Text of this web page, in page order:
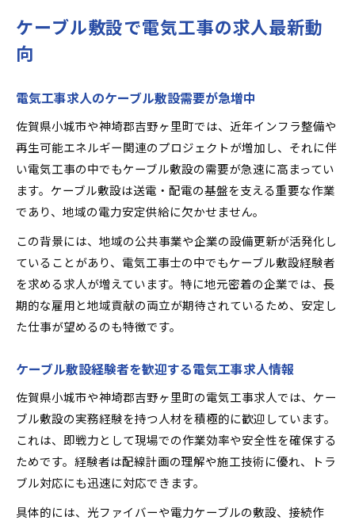
電気工事士への転職を叶える募集情報
求められるスキルと電気工事求人の現状
ケーブル敷設経験が活かせる電気工事求人
転職希望者が注目すべき電気工事求人特集
地元で叶う電気工事求人の魅力を解説
地元密着型電気工事求人の安心ポイント
電気工事求人で生活と仕事の両立を実現
地元ならではの電気工事求人のメリット
ケーブル敷設で地域に貢献できる求人情報
地元企業の電気工事求人が選ばれる理由
求人選びで重視したい電気工事の条件
ケーブル敷設求人で注目すべき勤務条件
電気工事求人選びに役立つポイント紹介
働きやすい電気工事求人を見極める方法
資格取得支援が充実した電気工事求人
電気工事士資格取得を目指す求人特集
資格取得支援が手厚い電気工事求人を解説
未経験から目指せる電気工事求人の特徴
ケーブル敷設で電気工事の求人最新動
向
電気工事求人のケーブル敷設需要が急増中
佐賀県小城市や神埼郡吉野ヶ里町では、近年インフラ整備や
再生可能エネルギー関連のプロジェクトが増加し、それに伴
い電気工事の中でもケーブル敷設の需要が急速に高まってい
ます。ケーブル敷設は送電・配電の基盤を支える重要な作業
であり、地域の電力安定供給に欠かせません。
この背景には、地域の公共事業や企業の設備更新が活発化し
ていることがあり、電気工事士の中でもケーブル敷設経験者
を求める求人が増えています。特に地元密着の企業では、長
期的な雇用と地域貢献の両立が期待されているため、安定し
た仕事が望めるのも特徴です。
ケーブル敷設経験者を歓迎する電気工事求人情報
佐賀県小城市や神埼郡吉野ヶ里町の電気工事求人では、ケー
ブル敷設の実務経験を持つ人材を積極的に歓迎しています。
これは、即戦力として現場での作業効率や安全性を確保する
ためです。経験者は配線計画の理解や施工技術に優れ、トラ
ブル対応にも迅速に対応できます。
具体的には、光ファイバーや電力ケーブルの敷設、接続作